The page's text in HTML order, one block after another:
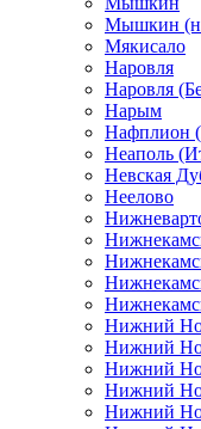
Мышкин
Мякисало
Наровля
Наровля
Нарым
Нафплион
Неаполь
Невская
Неелово
Нижний
Нижний
Нижний
Нижний
Нижний